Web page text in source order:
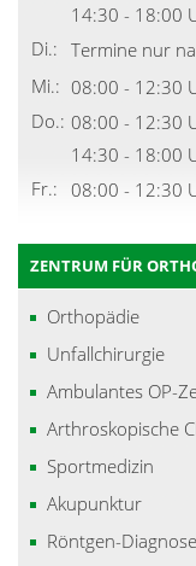
14:30 - 18:00
Di.: Termine nur
Mi.: 08:00 - 12:30
Do.: 08:00 - 12:30
14:30 - 18:00
Fr.: 08:00 - 12:30
ZENTRUM FÜR
Orthopädie
Unfallchirurgie
Ambulantes OP-
Arthroskopische
Sportmedizin
Akupunktur
Röntgen-Diagnose